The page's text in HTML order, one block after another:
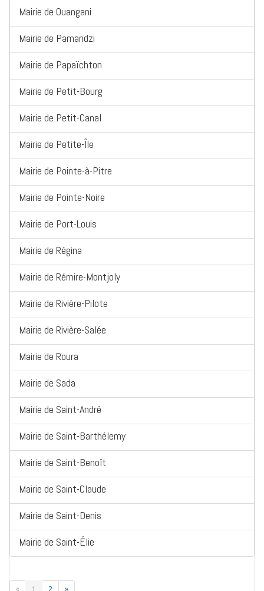
Mairie de Ouangani
Mairie de Pamandzi
Mairie de Papaïchton
Mairie de Petit-Bourg
Mairie de Petit-Canal
Mairie de Petite-Île
Mairie de Pointe-à-Pitre
Mairie de Pointe-Noire
Mairie de Port-Louis
Mairie de Régina
Mairie de Rémire-Montjoly
Mairie de Rivière-Pilote
Mairie de Rivière-Salée
Mairie de Roura
Mairie de Sada
Mairie de Saint-André
Mairie de Saint-Barthélemy
Mairie de Saint-Benoît
Mairie de Saint-Claude
Mairie de Saint-Denis
Mairie de Saint-Élie
« 1 2 »